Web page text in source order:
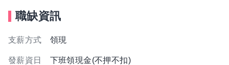
職缺資訊
支薪方式 領現
發薪資日 下班領現金(不押不扣)